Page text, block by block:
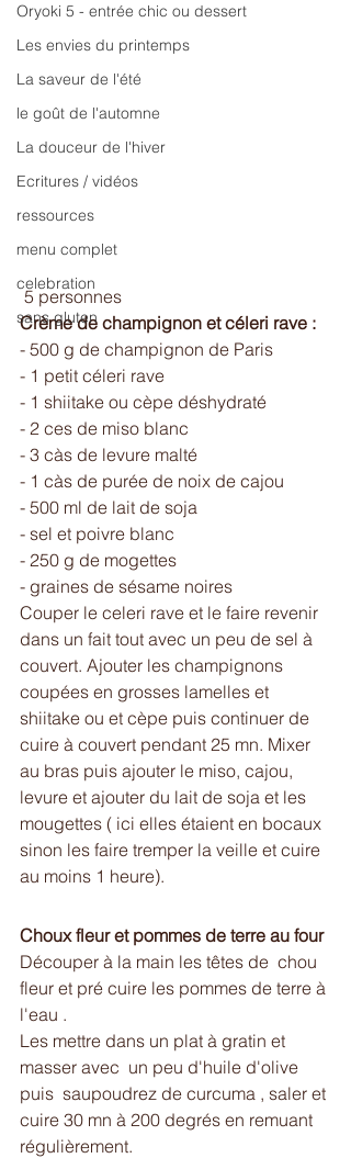
Oryoki 5 - entrée chic ou dessert
Les envies du printemps
La saveur de l'été
le goût de l'automne
La douceur de l'hiver
Ecritures / vidéos
ressources
menu complet
celebration
sans gluten
5 personnes
Crème de champignon et céleri rave :
- 500 g de champignon de Paris
- 1 petit céleri rave
- 1 shiitake ou cèpe déshydraté
- 2 ces de miso blanc
- 3 càs de levure malté
- 1 càs de purée de noix de cajou
- 500 ml de lait de soja
- sel et poivre blanc
- 250 g de mogettes
- graines de sésame noires
Couper le celeri rave et le faire revenir
dans un fait tout avec un peu de sel à
couvert. Ajouter les champignons
coupées en grosses lamelles et
shiitake ou et cèpe puis continuer de
cuire à couvert pendant 25 mn. Mixer
au bras puis ajouter le miso, cajou,
levure et ajouter du lait de soja et les
mougettes ( ici elles étaient en bocaux
sinon les faire tremper la veille et cuire
au moins 1 heure).
Choux fleur et pommes de terre au four
Découper à la main les têtes de  chou
fleur et pré cuire les pommes de terre à
l'eau .
Les mettre dans un plat à gratin et
masser avec  un peu d'huile d'olive
puis  saupoudrez de curcuma , saler et
cuire 30 mn à 200 degrés en remuant
régulièrement.